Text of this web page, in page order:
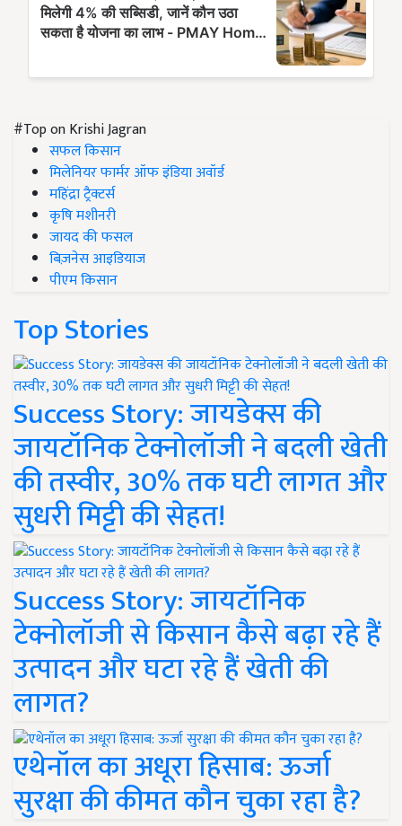
#Top on Krishi Jagran
सफल किसान
मिलेनियर फार्मर ऑफ इंडिया अवॉर्ड
महिंद्रा ट्रैक्टर्स
कृषि मशीनरी
जायद की फसल
बिज़नेस आइडियाज
पीएम किसान
Top Stories
Success Story: जायडेक्स की
जायटॉनिक टेक्नोलॉजी ने बदली खेती
की तस्वीर, 30% तक घटी लागत और
सुधरी मिट्टी की सेहत!
Success Story: जायटॉनिक
टेक्नोलॉजी से किसान कैसे बढ़ा रहे हैं
उत्पादन और घटा रहे हैं खेती की
लागत?
एथेनॉल का अधूरा हिसाब: ऊर्जा
सुरक्षा की कीमत कौन चुका रहा है?